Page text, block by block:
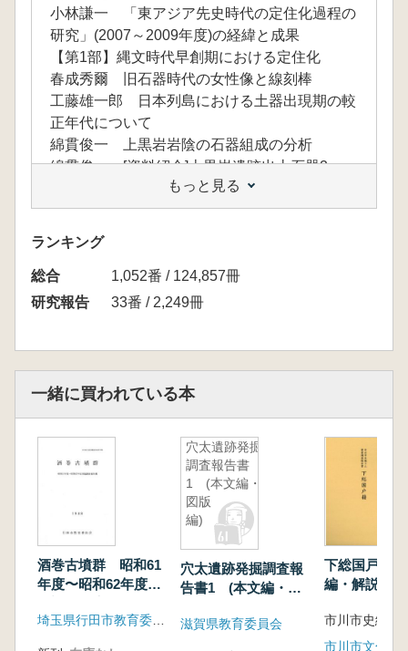
小林謙一 「東アジア先史時代の定住化過程の
研究」(2007～2009年度)の経緯と成果
【第1部】縄文時代早創期における定住化
春成秀爾 旧石器時代の女性像と線刻棒
工藤雄一郎 日本列島における土器出現期の較
正年代について
綿貫俊一 上黒岩岩陰の石器組成の分析
綿貫俊一 [資料紹介]上黒岩遺跡出土石器2
矢作健二 愛媛県上黒岩遺跡における生活空間
について
橋本真紀夫 縄文時代革創期の地形環境
小林謙一 調査研究活動報告 上黒岩遺跡現状
測量調査報告
遠部慎・宮田佳樹・小林謙一 研究ノート 東
法による胎土分析
【第2部】縄文時代中期における定住の実態
宇佐美哲也 武蔵野台地東辺における縄文時代
中期の集落景観
小林謙一 縄紋時代竪穴住居跡埋没過程の研究
福島雅儀 阿武隈川上流域における縄文中期か
ら後期への集落変化
中村哲也 研究ノート 笹ノ沢(3)遺跡の集落
規模
落(東京都内)データベースについて
もっと見る
ランキング
総合
1,052番 / 124,857冊
研究報告
33番 / 2,249冊
一緒に買われている本
酒巻古墳群 昭和61
年度〜昭和62年度発
埼玉県行田市教育委員会
穴太遺跡発掘
調査報告書
1 (本文編・
図版
編)
穴太遺跡発掘調査報
告書1 (本文編・図
滋賀県教育委員会
下総国戸籍
編・解説編